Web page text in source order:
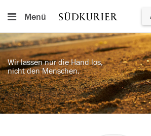
Menü
Wir lassen nur die Hand los,
nicht den Menschen.